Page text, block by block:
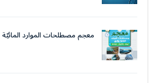
معجم مصطلحات الموارد